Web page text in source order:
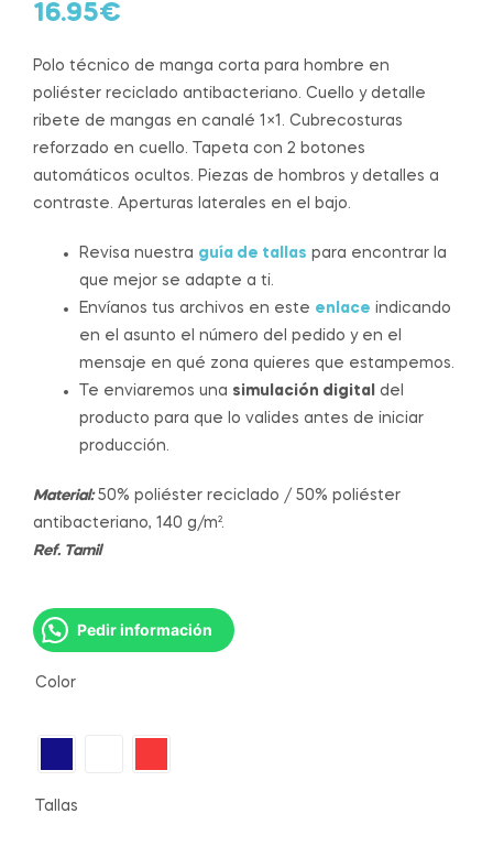
16.95€
Polo técnico de manga corta para hombre en
poliéster reciclado antibacteriano. Cuello y detalle
ribete de mangas en canalé 1×1. Cubrecosturas
reforzado en cuello. Tapeta con 2 botones
automáticos ocultos. Piezas de hombros y detalles a
contraste. Aperturas laterales en el bajo.
Revisa nuestra guía de tallas para encontrar la
que mejor se adapte a ti.
Envíanos tus archivos en este enlace indicando
en el asunto el número del pedido y en el
mensaje en qué zona quieres que estampemos.
Te enviaremos una simulación digital del
producto para que lo valides antes de iniciar
producción.
Material:50% poliéster reciclado / 50% poliéster
antibacteriano, 140 g/m².
Ref. Tamil
Pedir información
Color
Tallas